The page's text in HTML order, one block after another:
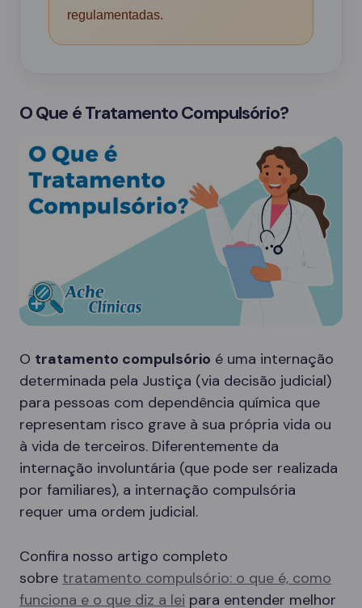
regulamentadas.
O Que é Tratamento Compulsório?
O tratamento compulsório é uma internação
determinada pela Justiça (via decisão judicial)
para pessoas com dependência química que
representam risco grave à sua própria vida ou
à vida de terceiros. Diferentemente da
internação involuntária (que pode ser realizada
por familiares), a internação compulsória
requer uma ordem judicial.
Confira nosso artigo completo
sobre tratamento compulsório: o que é, como
funciona e o que diz a lei para entender melhor